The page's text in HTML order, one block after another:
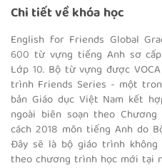
ACCIDENTS
EVENT
Chi tiết về khóa học
English for Friends Global
600 từ vựng tiếng Anh sơ
Lớp 10. Bộ từ vựng được
trình Friends Series - một
bản Giáo dục Việt Nam kết
ngoài biên soạn theo
cách 2018 môn tiếng Anh do
Đây sẽ là bộ giáo trình
theo chương trình học mới tại